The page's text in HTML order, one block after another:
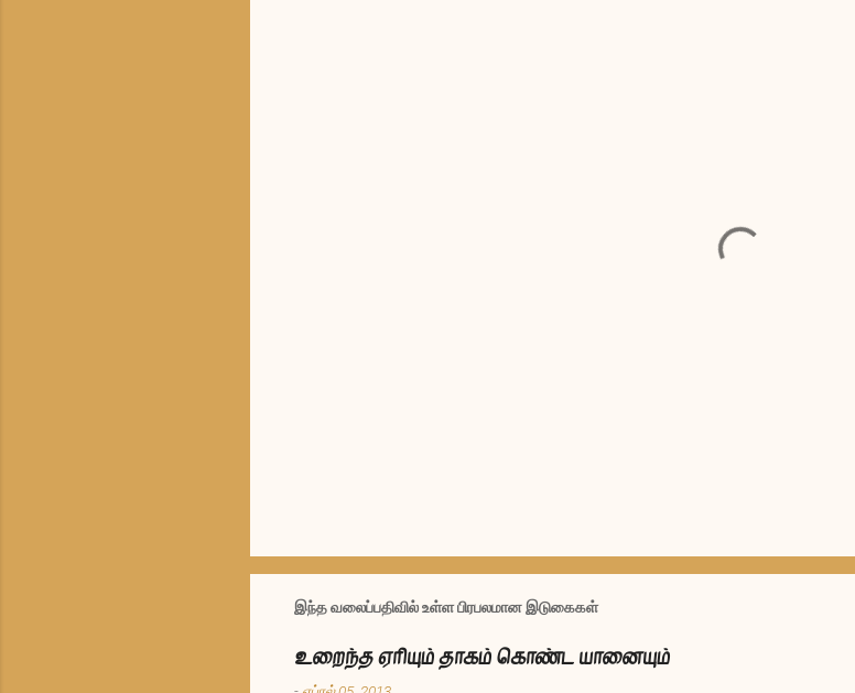
இந்த வலைப்பதிவில் உள்ள பிரபலமான இடுகைகள்
உறைந்த ஏரியும் தாகம் கொண்ட யானையும்